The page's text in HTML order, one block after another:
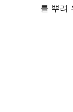
를 뿌려